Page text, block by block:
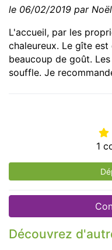
le 06/02/2019 par
L'accueil, par les
chaleureux. Le gîte
beaucoup de goût.
souffle. Je
1
Découvrez